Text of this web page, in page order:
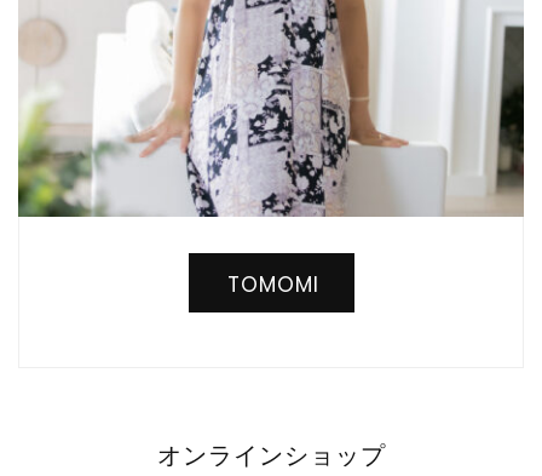
TOMOMI
オンラインショップ